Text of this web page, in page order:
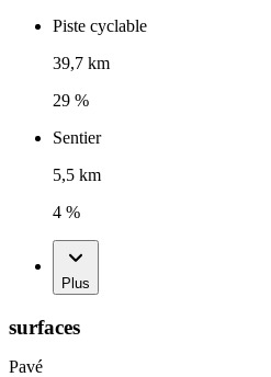
Piste cyclable
39,7 km
29 %
Sentier
5,5 km
4 %
Plus
surfaces
Pavé